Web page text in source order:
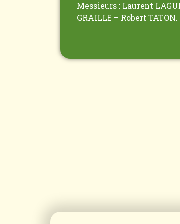
Messieurs : Laurent
GRAILLE – Robert TATON.